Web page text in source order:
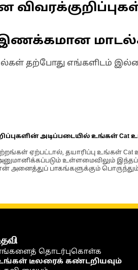
இணக்கமான
தற்போது எங்களிடம்
அடிப்படையில் உங்கள்
ஏற்பட்டால், தயாரிப்பு உங்கள்
உள்ளமைவிலும் இந்தப்
அனைத்துப் பாகங்களுக்கும் பொருந்தும்
தொடர்புகொள்க
டீலரைக் கண்டறியவும்